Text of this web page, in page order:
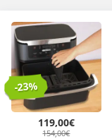
-23%
119,00€
154,00€